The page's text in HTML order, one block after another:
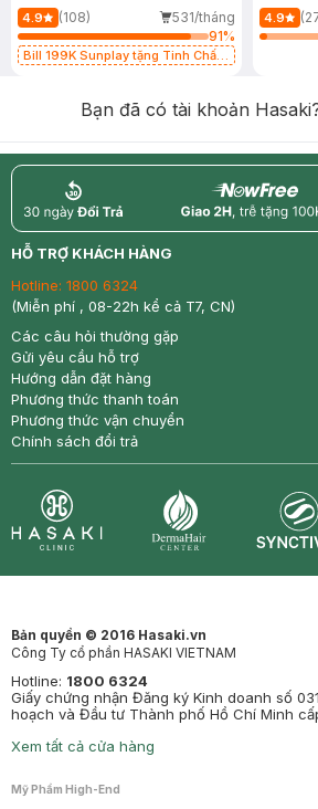
4.9 (108)
531/tháng
91%
Bill 199K Sunplay tặng Tinh Chất
4.9
Bạn đã có tài khoản
return nowfree
HỖ TRỢ KHÁCH HÀNG
Hotline: 1800 6324
(Miễn phí , 08-22h kể cả T7, CN)
Các câu hỏi thường gặp
Gửi yêu cầu hỗ trợ
Hướng dẫn đặt hàng
Phương thức thanh toán
Phương thức vận chuyển
Chính sách đổi trả
Bản quyền © 2016 Hasaki.vn
Công Ty cổ phần HASAKI VIETNAM
Hotline: 1800 6324
Giấy chứng nhận Đăng ký Kinh doanh số
hoạch và Đầu tư Thành phố Hồ Chí Minh
Xem tất cả cửa hàng
Mỹ Phẩm High-End